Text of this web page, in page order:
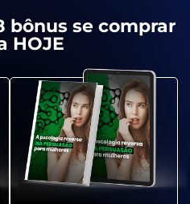
bônus se comprar
HOJE